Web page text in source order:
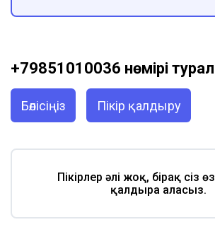
+79851010036 нөмірі
Бөлісіңіз Пікір қалдыру
Пікірлер әлі жоқ, бірақ сіз
қалдыра аласыз.